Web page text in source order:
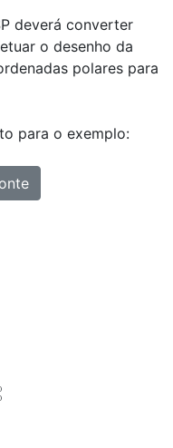
deverá converter
o desenho da
polares para
para o exemplo: